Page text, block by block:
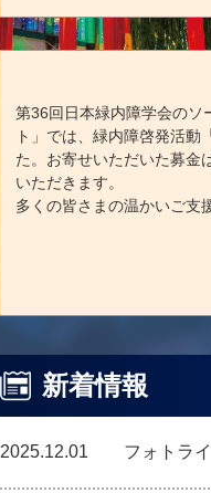
第36回日本緑内障学会のソ
ト」では、緑内障啓発活
た。お寄せいただいた募金
いただきます。
多くの皆さまの温かいご支
新着情報
2025.12.01 フォトラ